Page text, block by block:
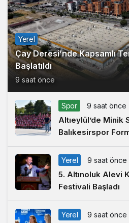
Yerel
Çay Deresi’nde Kapsamlı
Başlatıldı
9 saat önce
Spor 9 saat önce
Altıeylül’de Minik
Balıkesirspor
Yerel 9 saat önce
5. Altınoluk Alevi
Festivali Başladı
Yerel 9 saat önce